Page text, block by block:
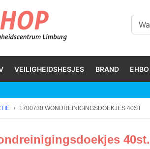
VEILIGHEIDSHESJES BRAND EHBO
1700730 WONDREINIGINGSDOEKJES 40ST
40st.